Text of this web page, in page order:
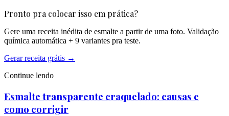
Pronto pra colocar isso em prática?
Gere uma receita inédita de esmalte a partir de uma foto. Validação
química automática + 9 variantes pra teste.
Gerar receita grátis →
Continue lendo
Esmalte transparente craquelado: causas e
como corrigir